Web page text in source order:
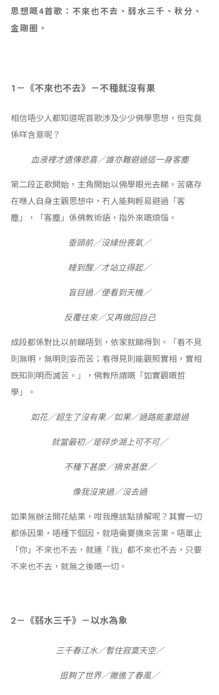
思想嘅4首歌：不來也不去、弱水三千、秋分、
金剛圈。
1－《不來也不去》－不種就沒有果
相信唔少人都知道呢首歌涉及少少佛學思想，但究竟
係咩含意呢？
血液裡才遺傳悲喜／誰亦難避過這一身客塵
第二段正歌開始，主角開始以佛學眼光去睇。苦痛存
在喺人自身主觀思想中，冇人能夠輕易避過「客
塵」，「客塵」係佛教術語，指外來嘅煩惱。
垂頭前／沒緣份喪氣／
睡到醒／才站立得起／
盲目過／便看到天機／
反覆往來／又再做回自己
成段都係對比以前睇唔到，依家就睇得到。「看不見
則無明，無明則妄而苦；看得見則能觀照實相，實相
既知則明而滅苦。」，佛教所謂嘅「如實觀嘅哲
學」。
如花／超生了沒有果／如果／過路能重踏過
就當最初／是碎步湖上可不可／
不種下甚麼／摘來甚麼／
像我沒來過／沒去過
如果無辦法開花結果，咁我應該點排解呢？其實一切
都係因果，唔種下個因，就唔需要摘來苦果。唔單止
「你」不來也不去，就連「我」都不來也不去，只要
不來也不去，就無之後嘅一切。
2－《弱水三千》－以水為象
三千春江水／暫住寂寞天空／
逛夠了世界／撇進了春風／